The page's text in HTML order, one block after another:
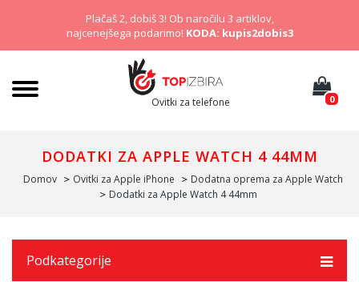
Plačaš 2, dobiš 3! Ob naročilu 3 artiklov,
najcenejšega podarimo! KODA: kupis2dobis3
Ovitki za telefone 0
DODATKI ZA APPLE WATCH 4 44MM
Domov Ovitki za Apple iPhone
Dodatna oprema za Apple Watch
Dodatki za Apple Watch 4 44mm
Podkategorije